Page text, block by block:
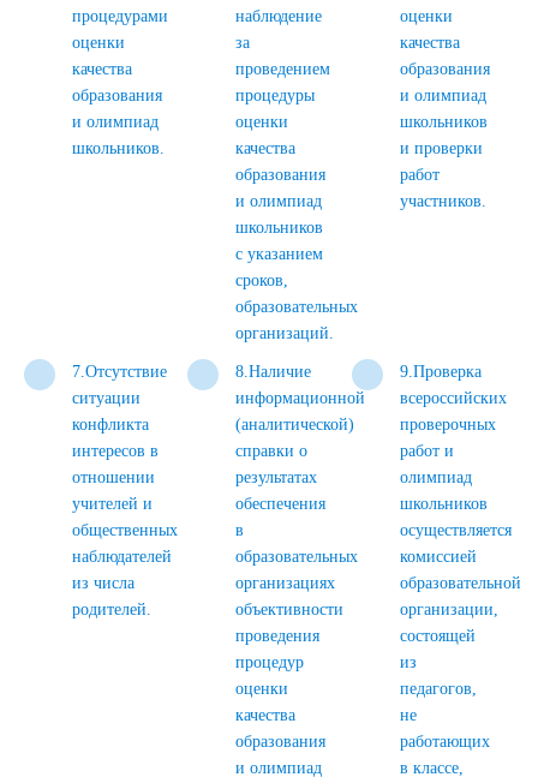
процедурами
оценки
качества
образования
и олимпиад
школьников.
наблюдение
за
проведением
процедуры
оценки
качества
образования
и олимпиад
школьников
с указанием
сроков,
образовательных
организаций.
оценки
качества
образования
и олимпиад
школьников
и проверки
работ
участников.
7.Отсутствие
ситуации
конфликта
интересов в
отношении
учителей и
общественных
наблюдателей
из числа
родителей.
8.Наличие
информационной
(аналитической)
справки о
результатах
обеспечения
в
образовательных
организациях
объективности
проведения
процедур
оценки
качества
образования
и олимпиад
9.Проверка
всероссийских
проверочных
работ и
олимпиад
школьников
осуществляется
комиссией
образовательной
организации,
состоящей
из
педагогов,
не
работающих
в классе,